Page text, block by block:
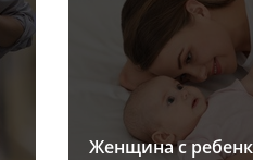
Женщина с